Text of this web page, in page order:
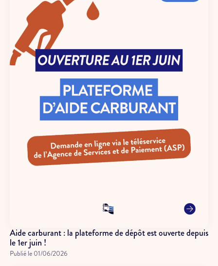
Aide carburant : la plateforme de dépôt est ouverte depuis
le 1er juin !
Publié le 01/06/2026